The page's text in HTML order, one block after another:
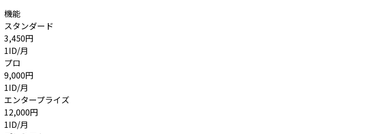
機能
スタンダード
3,450円
1ID/月
プロ
9,000円
1ID/月
エンタープライズ
12,000円
1ID/月